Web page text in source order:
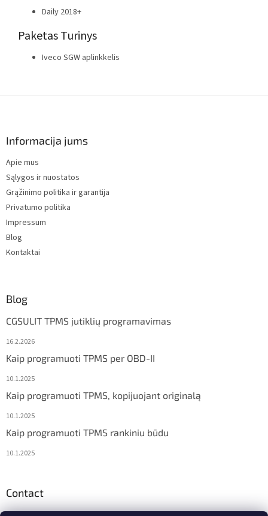
Daily 2018+
PaketasTurinys
Iveco SGW aplinkkelis
Informacija jums
Apie mus
Sąlygos ir nuostatos
Grąžinimo politika ir garantija
Privatumo politika
Impressum
Blog
Kontaktai
Blog
CGSULIT TPMS jutiklių programavimas
16.2.2026
Kaip programuoti TPMS per OBD-II
10.1.2025
Kaip programuoti TPMS, kopijuojant originalą
10.1.2025
Kaip programuoti TPMS rankiniu būdu
10.1.2025
Contact